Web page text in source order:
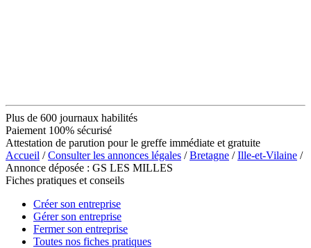
Plus de 600 journaux habilités
Paiement 100% sécurisé
Attestation de parution pour le greffe immédiate et gratuite
Accueil /Consulter les annonces légales /Bretagne /Ille-et-Vilaine /
Annonce déposée : GS LES MILLES
Fiches pratiques et conseils
Créer son entreprise
Gérer son entreprise
Fermer son entreprise
Toutes nos fiches pratiques